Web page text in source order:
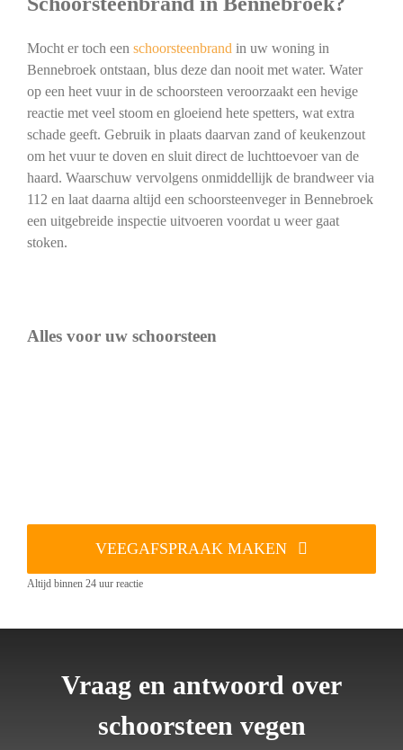
Mocht er toch een schoorsteenbrand in uw woning in
Bennebroek ontstaan, blus deze dan nooit met water. Water
op een heet vuur in de schoorsteen veroorzaakt een hevige
reactie met veel stoom en gloeiend hete spetters, wat extra
schade geeft. Gebruik in plaats daarvan zand of keukenzout
om het vuur te doven en sluit direct de luchttoevoer van de
haard. Waarschuw vervolgens onmiddellijk de brandweer via
112 en laat daarna altijd een schoorsteenveger in Bennebroek
een uitgebreide inspectie uitvoeren voordat u weer gaat
stoken.
Alles voor uw schoorsteen
VEEGAFSPRAAK MAKEN
Altijd binnen 24 uur reactie
Vraag en antwoord over
schoorsteen vegen